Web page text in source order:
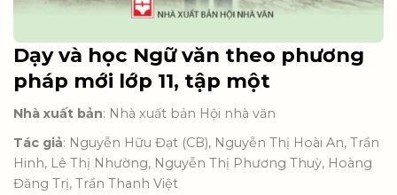
Dạy và học Ngữ văn theo phương
pháp mới lớp 11, tập một
Nhà xuất bản: Nhà xuất bản Hội nhà văn
Tác giả: Nguyễn Hữu Đạt (CB), Nguyễn Thị Hoài An, Trần
Hinh, Lê Thị Nhường, Nguyễn Thị Phương Thuỳ, Hoàng
Đăng Trị, Trần Thanh Việt